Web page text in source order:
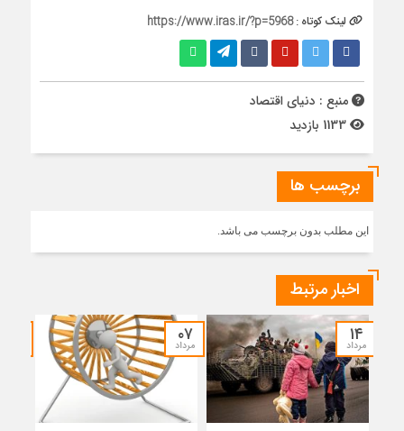
لینک کوتاه :https://www.iras.ir/?p=5968
منبع : دنیای اقتصاد
برچسب ها
این مطلب بدون برچسب می باشد.
اخبار مرتبط
۱۴
مرداد ۰۷
مرداد